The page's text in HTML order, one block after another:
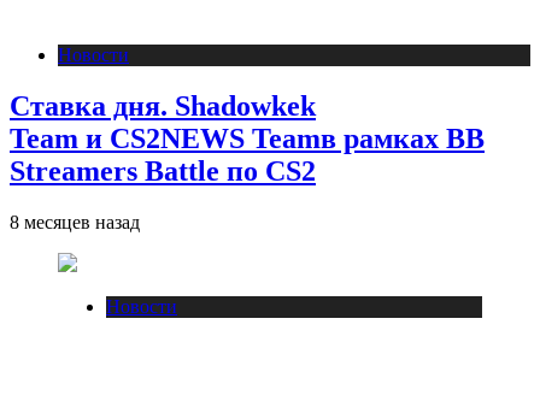
Новости
Ставка дня. Shadowkek
Team и CS2NEWS Teamв рамках BB
Streamers Battle по CS2
8 месяцев назад
Новости